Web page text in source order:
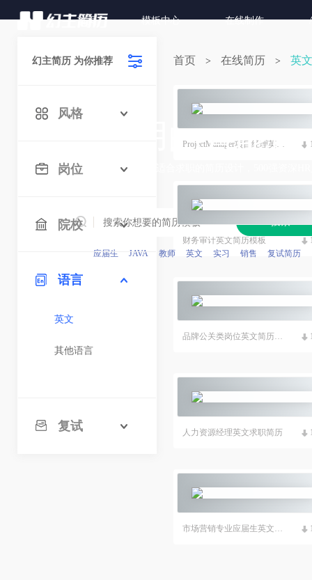
首页 模板中心 在线制作
超好用的智能
上千种风格可选，超适合求职的简历设计，500强资深
应届生 JAVA 教师 英文 实习 销售 复试简历
幻主简历 为你推荐
风格
岗位
院校
语言
英文
其他语言
复试
首页 > 在线简历 > 英文
ProjectManager项目经理英文简历
财务审计英文简历模板
品牌公关类岗位英文简历模板
人力资源经理英文求职简历
市场营销专业应届生英文简历